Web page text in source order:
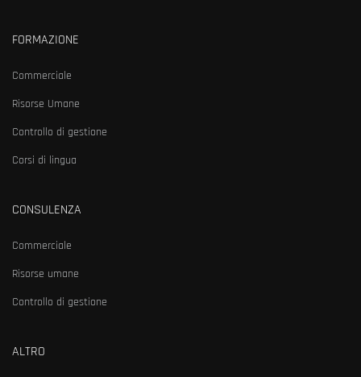
FORMAZIONE
Commerciale
Risorse Umane
Controllo di gestione
Corsi di lingua
CONSULENZA
Commerciale
Risorse umane
Controllo di gestione
ALTRO